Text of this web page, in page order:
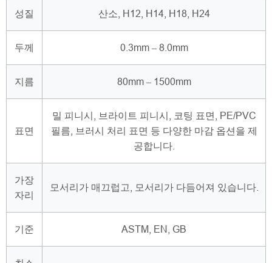
성질 산소, H12, H14, H18, H24
두께 0.3mm – 8.0mm
지름 80mm – 1500mm
표면
밀 피니시, 브라이트 피니시, 코팅 표면, PE/PVC
필름, 브러시 처리 표면 등 다양한 마감 옵션을 제
공합니다.
가장
자리
모서리가 매끄럽고, 모서리가 다듬어져 있습니다.
기준 ASTM, EN, GB